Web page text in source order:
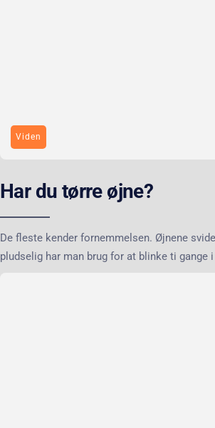
Viden
Har du tørre øjne?
De fleste kender fornemmelsen. Øjnene
pludselig har man brug for at blinke ti gange